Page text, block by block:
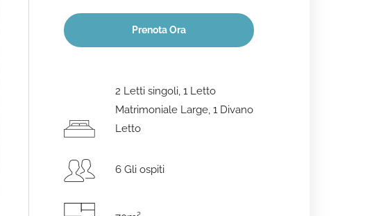
Prenota Ora
Data di partenza
2 Letti singoli, 1 Letto
Matrimoniale Large, 1 Divano
Letto
6 Gli ospiti